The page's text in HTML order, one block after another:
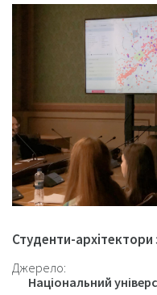
Студенти-
Джерело:
Національний